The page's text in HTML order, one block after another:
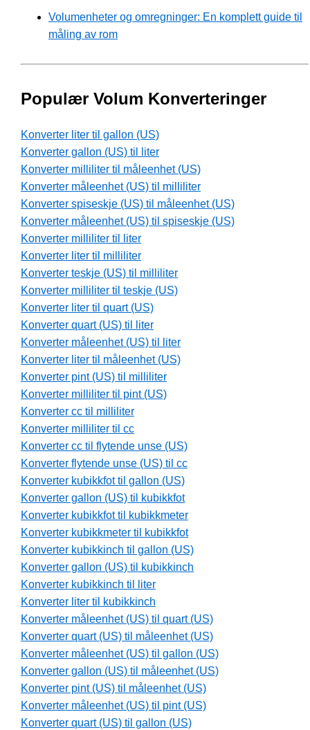
Volumenheter og omregninger: En komplett guide til
måling av rom
Populær Volum Konverteringer
Konverter liter til gallon (US)
Konverter gallon (US) til liter
Konverter milliliter til måleenhet (US)
Konverter måleenhet (US) til milliliter
Konverter spiseskje (US) til måleenhet (US)
Konverter måleenhet (US) til spiseskje (US)
Konverter milliliter til liter
Konverter liter til milliliter
Konverter teskje (US) til milliliter
Konverter milliliter til teskje (US)
Konverter liter til quart (US)
Konverter quart (US) til liter
Konverter måleenhet (US) til liter
Konverter liter til måleenhet (US)
Konverter pint (US) til milliliter
Konverter milliliter til pint (US)
Konverter cc til milliliter
Konverter milliliter til cc
Konverter cc til flytende unse (US)
Konverter flytende unse (US) til cc
Konverter kubikkfot til gallon (US)
Konverter gallon (US) til kubikkfot
Konverter kubikkfot til kubikkmeter
Konverter kubikkmeter til kubikkfot
Konverter kubikkinch til gallon (US)
Konverter gallon (US) til kubikkinch
Konverter kubikkinch til liter
Konverter liter til kubikkinch
Konverter måleenhet (US) til quart (US)
Konverter quart (US) til måleenhet (US)
Konverter måleenhet (US) til gallon (US)
Konverter gallon (US) til måleenhet (US)
Konverter pint (US) til måleenhet (US)
Konverter måleenhet (US) til pint (US)
Konverter quart (US) til gallon (US)